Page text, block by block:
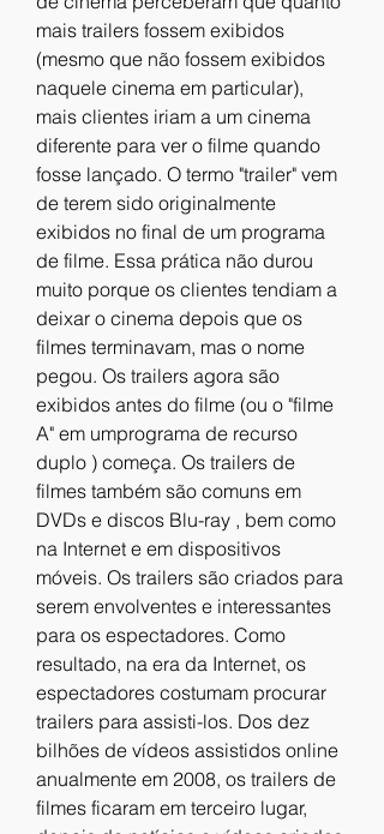
mais trailers fossem exibidos
(mesmo que não fossem exibidos
naquele cinema em particular),
mais clientes iriam a um cinema
diferente para ver o filme quando
fosse lançado. O termo "trailer" vem
de terem sido originalmente
exibidos no final de um programa
de filme. Essa prática não durou
muito porque os clientes tendiam a
deixar o cinema depois que os
filmes terminavam, mas o nome
pegou. Os trailers agora são
exibidos antes do filme (ou o "filme
A" em umprograma de recurso
duplo ) começa. Os trailers de
filmes também são comuns em
DVDs e discos Blu-ray , bem como
na Internet e em dispositivos
móveis. Os trailers são criados para
serem envolventes e interessantes
para os espectadores. Como
resultado, na era da Internet, os
espectadores costumam procurar
trailers para assisti-los. Dos dez
bilhões de vídeos assistidos online
anualmente em 2008, os trailers de
filmes ficaram em terceiro lugar,